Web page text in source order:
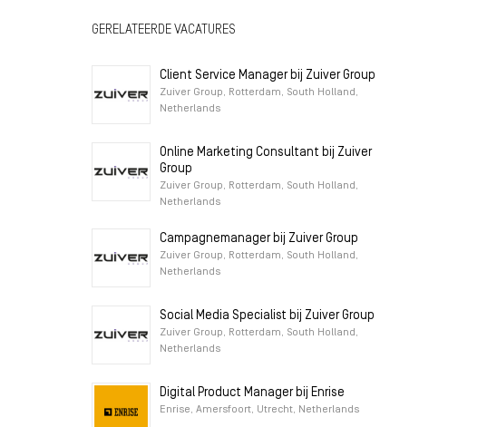
GERELATEERDE VACATURES
Client Service Manager bij Zuiver Group
Zuiver Group, Rotterdam, South Holland,
Netherlands
Online Marketing Consultant bij Zuiver
Group
Zuiver Group, Rotterdam, South Holland,
Netherlands
Campagnemanager bij Zuiver Group
Zuiver Group, Rotterdam, South Holland,
Netherlands
Social Media Specialist bij Zuiver Group
Zuiver Group, Rotterdam, South Holland,
Netherlands
Digital Product Manager bij Enrise
Enrise, Amersfoort, Utrecht, Netherlands